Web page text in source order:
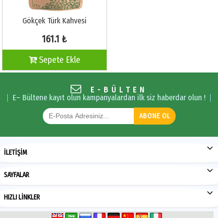
Gökçek Türk Kahvesi
161.1 ₺
Sepete Ekle
E-BÜLTEN
E– Bültene kayıt olun kampanyalardan ilk siz haberdar olun !
ABONE OL
İLETİŞİM
SAYFALAR
HIZLI LİNKLER